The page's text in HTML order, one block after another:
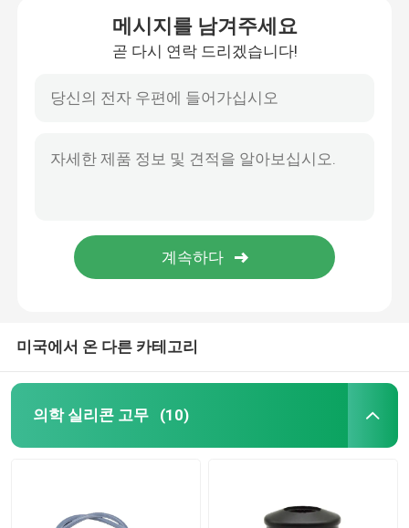
의학 실리콘 튜브
드래인 파이프
요도관 부속물
고취 부속물
메시지를 남겨주세요
곧 다시 연락 드리겠습니다!
미국에서 온 다른 카테고리
의학 실리콘 고무 (10)